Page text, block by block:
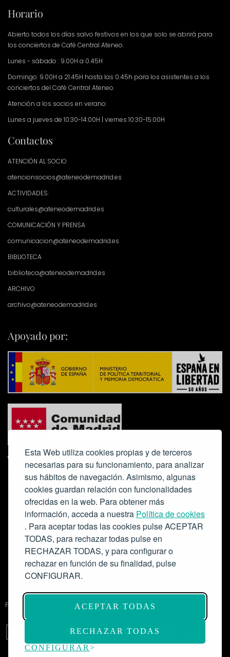
Esta Web utiliza cookies propias y de terceros
necesarias para su funcionamiento, para analizar
sus hábitos de navegación. Asimismo, algunas
cookies guardan relación con funcionalidades
ofrecidas en la web. Para obtener más
información, acceda a nuestra Política de cookies
. Para aceptar todas las cookies pulse ACEPTAR
TODAS, para rechazar todas pulse en
RECHAZAR TODAS, y para configurar o
rechazar en función de su finalidad, pulse
CONFIGURAR.
ACEPTAR TODAS
RECHAZAR TODAS
CONFIGURAR
Horario
Abierto todos los días salvo festivos en los que solo se abrirá para
los conciertos de Café Central Ateneo.
Lunes - sábado : 9.00H a 0.45H
Domingo: 9.00H a 21.45H hasta las 0.45h para los asistentes a los
conciertos del Café Central Ateneo.
Atención a los socios en verano:
Lunes a jueves de 10:30-14:00H | viernes 10:30-15:00H
Contactos
ATENCIÓN AL SOCIO
atencionsocios@ateneodemadrid.es
ACTIVIDADES:
culturales@ateneodemadrid.es
COMUNICACIÓN Y PRENSA
comunicacion@ateneodemadrid.es
BIBLIOTECA
biblioteca@ateneodemadrid.es
ARCHIVO
archivo@ateneodemadrid.es
Apoyado por:
Colabora:
Proyecto de modernización de infraestructuras y digitalización del
Salón de Actos del Ateneo de Madrid como espacio escénico-musical.
Subvención: 175.000€